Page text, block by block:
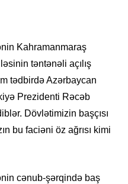
Kahramanmaraş
təntənəli açılış
tədbirdə Azərbaycan
Prezidenti Rəcəb
Dövlətimizin başçısı
bu faciəni öz ağrısı kimi
cənub-şərqində baş